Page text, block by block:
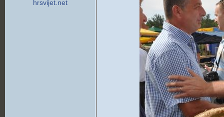
hrsvijet.net